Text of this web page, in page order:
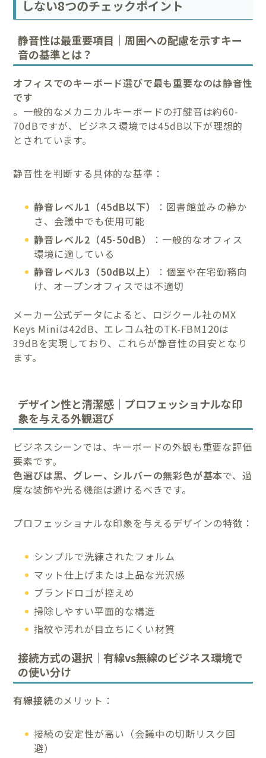
しない8つのチェックポイント
静音性は最重要項目｜周囲への配慮を示すキー
音の基準とは？
オフィスでのキーボード選びで最も重要なのは静音性
です
。一般的なメカニカルキーボードの打鍵音は約60-
70dBですが、ビジネス環境では45dB以下が理想的
とされています。
静音性を判断する具体的な基準：
静音レベル1（45dB以下）
：図書館並みの静か
さ、会議中でも使用可能
静音レベル2（45-50dB）
：一般的なオフィス
環境に適している
静音レベル3（50dB以上）
：個室や在宅勤務向
け、オープンオフィスでは不適切
メーカー公式データによると、ロジクール社のMX
Keys Miniは42dB、エレコム社のTK-FBM120は
39dBを実現しており、これらが静音性の目安となり
ます。
デザイン性と清潔感｜プロフェッショナルな印
象を与える外観選び
ビジネスシーンでは、キーボードの外観も重要な評価
要素です。
色選びは黒、グレー、シルバーの無彩色が基本で、過
度な装飾や光る機能は避けるべきです。
プロフェッショナルな印象を与えるデザインの特徴：
シンプルで洗練されたフォルム
マット仕上げまたは上品な光沢感
ブランドロゴが控えめ
掃除しやすい平面的な構造
指紋や汚れが目立ちにくい材質
接続方式の選択｜有線vs無線のビジネス環境で
の使い分け
有線接続のメリット：
接続の安定性が高い（会議中の切断リスク回
避）